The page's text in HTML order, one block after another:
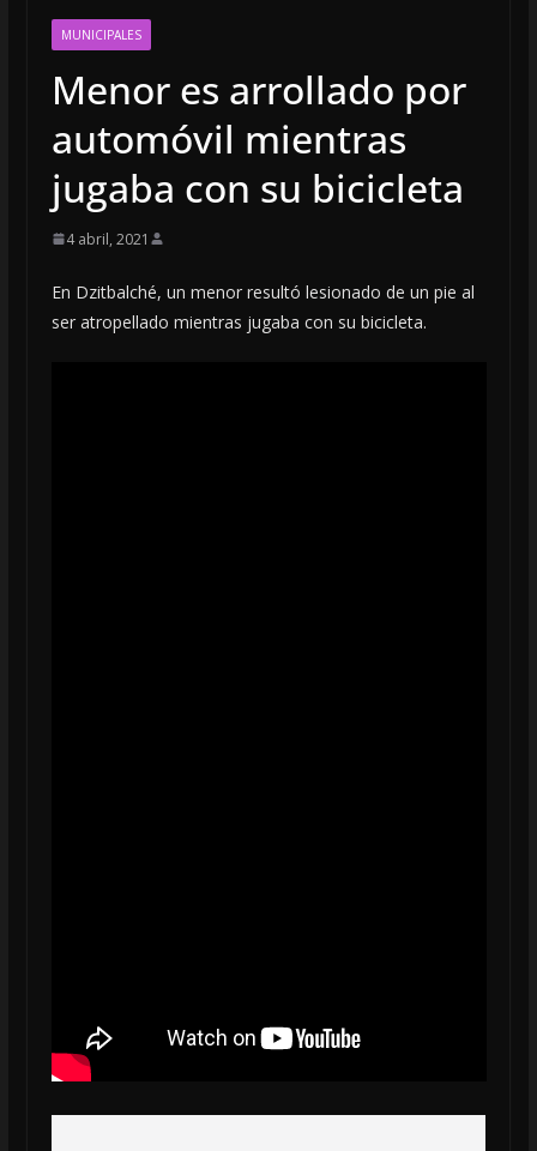
MUNICIPALES
Menor es arrollado por
automóvil mientras
jugaba con su bicicleta
4 abril, 2021
En Dzitbalché, un menor resultó lesionado de un pie al
ser atropellado mientras jugaba con su bicicleta.